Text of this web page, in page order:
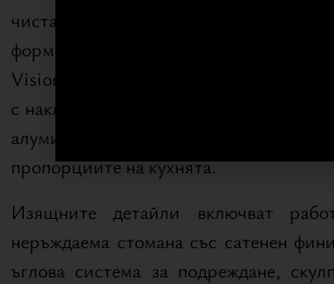
чиста емоция. Дизайнът залага на
форми и обеми, с основни модули
Vision се отличава с характерната си
с наклонен под 30° ръб и интегрирана
алуминий — елемент, който определя
пропорциите на кухнята.
Изящните детайли включват
неръждаема стомана със сатенен
ъглова система за подреждане,